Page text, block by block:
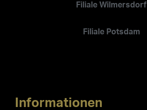
Filiale Wilmersdorf
Filiale Potsdam
Informationen